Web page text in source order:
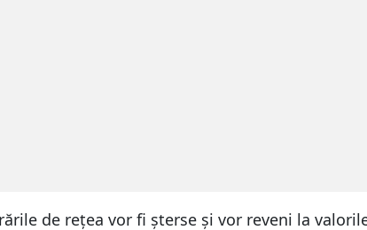
de rețea vor fi șterse și vor reveni la